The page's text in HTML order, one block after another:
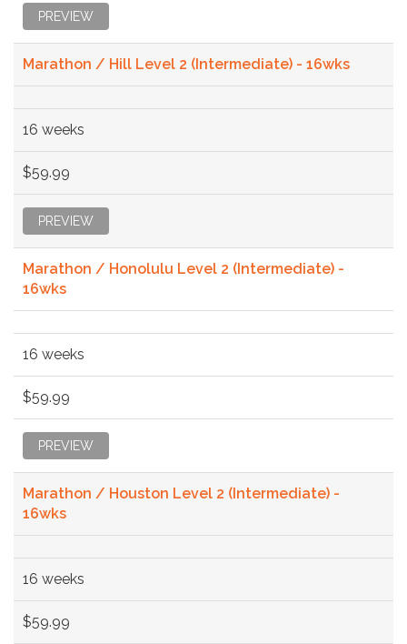
PREVIEW
Marathon / Hill Level 2 (Intermediate) - 16wks
16 weeks
$59.99
PREVIEW
Marathon / Honolulu Level 2 (Intermediate) -
16wks
16 weeks
$59.99
PREVIEW
Marathon / Houston Level 2 (Intermediate) -
16wks
16 weeks
$59.99